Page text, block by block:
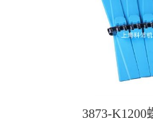
3873-K1200